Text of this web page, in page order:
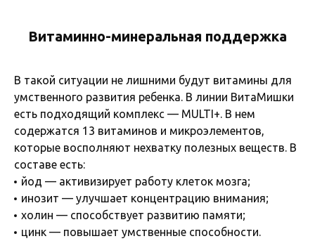
Витаминно-минеральная поддержка
В такой ситуации не лишними будут витамины для
умственного развития ребенка. В линии ВитаМишки
есть подходящий комплекс — MULTI+. В нем
содержатся 13 витаминов и микроэлементов,
которые восполняют нехватку полезных веществ. В
составе есть:
йод — активизирует работу клеток мозга;
инозит — улучшает концентрацию внимания;
холин — способствует развитию памяти;
цинк — повышает умственные способности.